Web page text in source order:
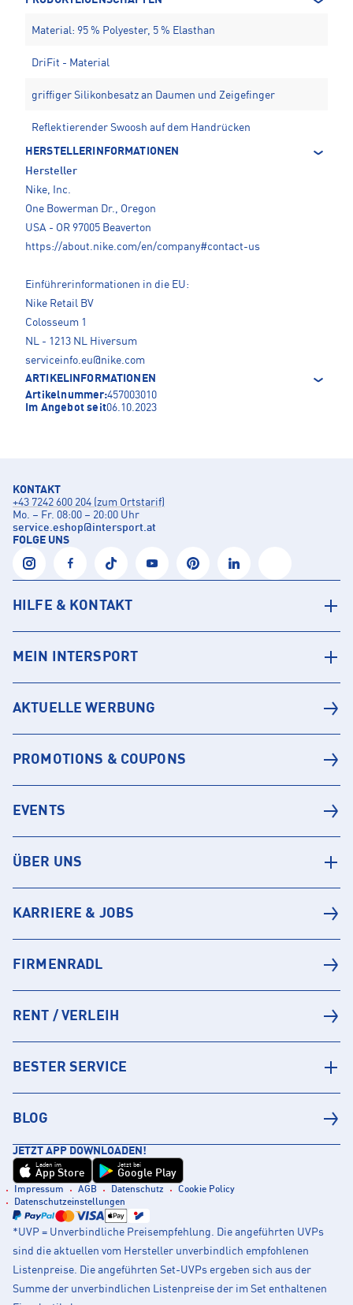
Material: 95 % Polyester, 5 % Elasthan
DriFit - Material
griffiger Silikonbesatz an Daumen und Zeigefinger
Reflektierender Swoosh auf dem Handrücken
HERSTELLERINFORMATIONEN
Hersteller
Nike, Inc.
One Bowerman Dr., Oregon
USA - OR 97005 Beaverton
https://about.nike.com/en/company#contact-us
Einführerinformationen in die EU:
Nike Retail BV
Colosseum 1
NL - 1213 NL Hiversum
serviceinfo.eu@nike.com
ARTIKELINFORMATIONEN
Artikelnummer:457003010
Im Angebot seit06.10.2023
KONTAKT
+43 7242 600 204 (zum Ortstarif)
Mo. – Fr. 08:00 – 20:00 Uhr
service.eshop@intersport.at
FOLGE UNS
HILFE & KONTAKT
MEIN INTERSPORT
AKTUELLE WERBUNG
PROMOTIONS & COUPONS
EVENTS
ÜBER UNS
KARRIERE & JOBS
FIRMENRADL
RENT / VERLEIH
BESTER SERVICE
BLOG
JETZT APP DOWNLOADEN!
Laden im
App Store
Jetzt bei
Google Play
Impressum AGB Datenschutz
Cookie Policy
Datenschutzeinstellungen
*UVP = Unverbindliche Preisempfehlung. Die angeführten UVPs
sind die aktuellen vom Hersteller unverbindlich empfohlenen
Listenpreise. Die angeführten Set-UVPs ergeben sich aus der
Summe der unverbindlichen Listenpreise der im Set enthaltenen